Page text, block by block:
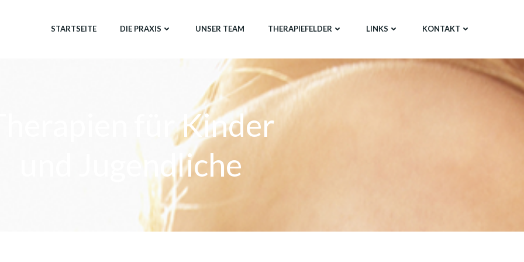
STARTSEITE DIE PRAXIS UNSER TEAM THERAPIEFELDER LINKS KONTAKT
Therapien für Kinder
und Jugendliche